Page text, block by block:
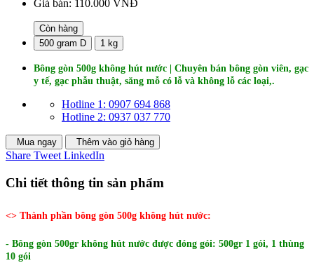
Giá bán: 110.000 VNĐ
Còn hàng
500 gram D
1 kg
Bông gòn 500g không hút nước | Chuyên bán bông gòn viên, gạc
y tế, gạc phẫu thuật, săng mỗ có lỗ và không lỗ các loại,.
Hotline 1: 0907 694 868
Hotline 2: 0937 037 770
Mua ngay Thêm vào giỏ hàng
Share Tweet LinkedIn
Chi tiết thông tin sản phẩm
<> ​Thành phần bông gòn 500g không hút nước:
- Bông gòn 500gr không hút nước được đóng gói: 500gr 1 gói, 1 thùng
10 gói